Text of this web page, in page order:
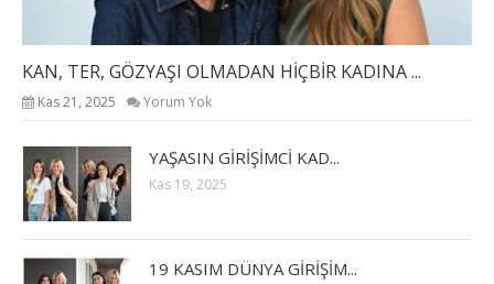
KAN, TER, GÖZYAŞI OLMADAN HİÇBİR KADINA ...
Kas 21, 2025 Yorum Yok
YAŞASIN GİRİŞİMCİ KAD...
Kas 19, 2025
19 KASIM DÜNYA GİRİŞİM...